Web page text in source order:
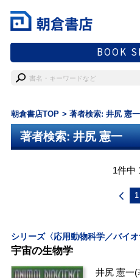
BOOK
朝倉書店TOP 著者検索: 井尻 憲一
著者検索: 井尻 憲一
1件中
1
シリーズ〈応用動物科学／バイオ
宇宙の生物学
井尻 憲一(